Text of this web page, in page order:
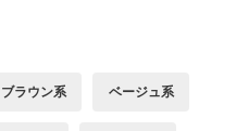
ブラウン系 ベージュ系